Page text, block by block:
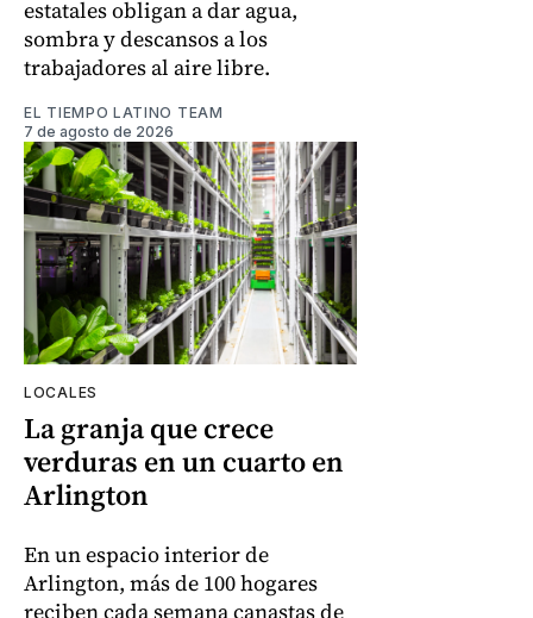
estatales obligan a dar agua,
sombra y descansos a los
trabajadores al aire libre.
EL TIEMPO LATINO TEAM
7 de agosto de 2026
LOCALES
La granja que crece
verduras en un cuarto en
Arlington
En un espacio interior de
Arlington, más de 100 hogares
reciben cada semana canastas de